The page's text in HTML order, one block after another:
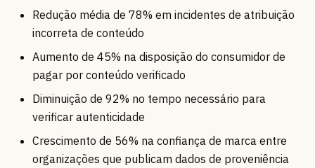
Redução média de 78% em incidentes de atribuição
incorreta de conteúdo
Aumento de 45% na disposição do consumidor de
pagar por conteúdo verificado
Diminuição de 92% no tempo necessário para
verificar autenticidade
Crescimento de 56% na confiança de marca entre
organizações que publicam dados de proveniência